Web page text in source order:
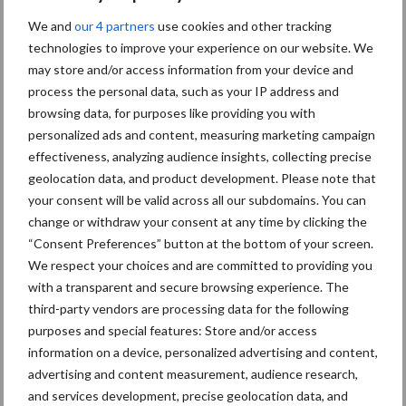
We and our 4 partners use cookies and other tracking
technologies to improve your experience on our website. We
may store and/or access information from your device and
process the personal data, such as your IP address and
browsing data, for purposes like providing you with
personalized ads and content, measuring marketing campaign
effectiveness, analyzing audience insights, collecting precise
geolocation data, and product development. Please note that
your consent will be valid across all our subdomains. You can
change or withdraw your consent at any time by clicking the
“Consent Preferences” button at the bottom of your screen.
We respect your choices and are committed to providing you
with a transparent and secure browsing experience. The
third-party vendors are processing data for the following
purposes and special features: Store and/or access
information on a device, personalized advertising and content,
advertising and content measurement, audience research,
and services development, precise geolocation data, and
DS opname uit ruwvoer
omhoog
Van onze partner Heemskerk
Waardevolle informatie zit
van binnen!
Van onze partner Heemskerk
Hamletdochters imponeren
Themapagina's